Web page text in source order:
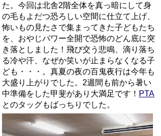
た。今回は北舎2階全体を真っ暗にして身
の毛もよだつ恐ろしい空間に仕立て上げ、
怖いもの見たさで集まってきた子どもたち
を、おやじパワー全開で恐怖のどん底に突
き落としました！飛び交う悲鳴、滴り落ち
る冷や汗、なぜか笑いが止まらなくなる子
ども・・・。真夏の夜の百鬼夜行は今年も
大盛り上がりでした。2週間も前から暑い
中準備をした甲斐があり大満足です！ PTA
とのタッグもばっちりでした。